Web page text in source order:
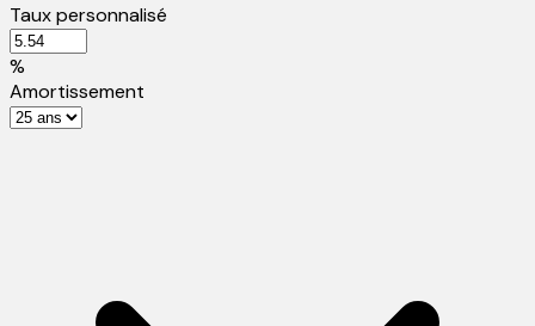
Taux personnalisé
%
Amortissement